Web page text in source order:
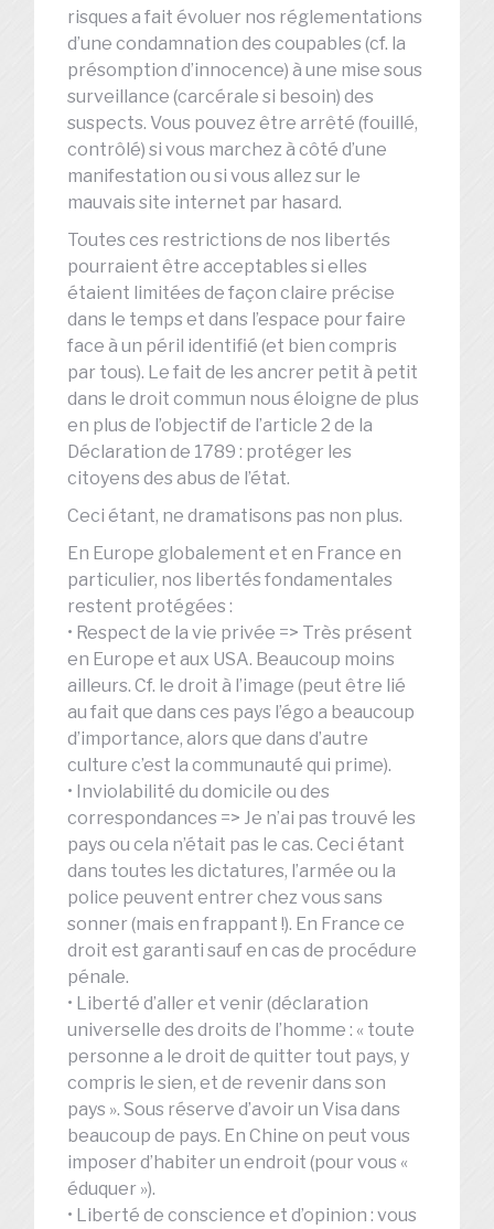
risques a fait évoluer nos réglementations
d’une condamnation des coupables (cf. la
présomption d’innocence) à une mise sous
surveillance (carcérale si besoin) des
suspects. Vous pouvez être arrêté (fouillé,
contrôlé) si vous marchez à côté d’une
manifestation ou si vous allez sur le
mauvais site internet par hasard.
Toutes ces restrictions de nos libertés
pourraient être acceptables si elles
étaient limitées de façon claire précise
dans le temps et dans l’espace pour faire
face à un péril identifié (et bien compris
par tous). Le fait de les ancrer petit à petit
dans le droit commun nous éloigne de plus
en plus de l’objectif de l’article 2 de la
Déclaration de 1789 : protéger les
citoyens des abus de l’état.
Ceci étant, ne dramatisons pas non plus.
En Europe globalement et en France en
particulier, nos libertés fondamentales
restent protégées :
• Respect de la vie privée => Très présent
en Europe et aux USA. Beaucoup moins
ailleurs. Cf. le droit à l’image (peut être lié
au fait que dans ces pays l’égo a beaucoup
d’importance, alors que dans d’autre
culture c’est la communauté qui prime).
• Inviolabilité du domicile ou des
correspondances => Je n’ai pas trouvé les
pays ou cela n’était pas le cas. Ceci étant
dans toutes les dictatures, l’armée ou la
police peuvent entrer chez vous sans
sonner (mais en frappant !). En France ce
droit est garanti sauf en cas de procédure
pénale.
• Liberté d’aller et venir (déclaration
universelle des droits de l’homme : « toute
personne a le droit de quitter tout pays, y
compris le sien, et de revenir dans son
pays ». Sous réserve d’avoir un Visa dans
beaucoup de pays. En Chine on peut vous
imposer d’habiter un endroit (pour vous «
éduquer »).
• Liberté de conscience et d’opinion : vous